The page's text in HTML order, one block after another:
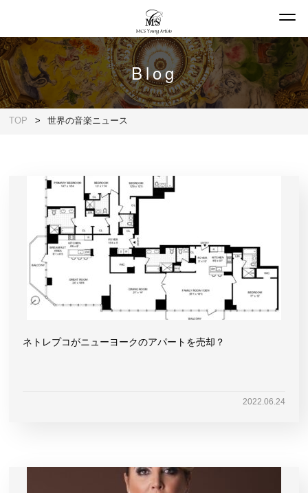
Blog
TOP 世界の音楽ニュース
ネトレプコがニューヨークのアパートを売却？
2022.06.24